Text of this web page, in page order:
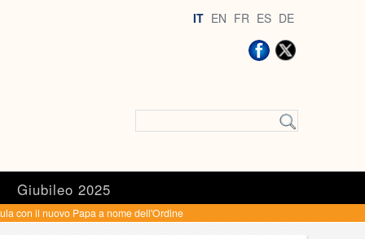
IT EN FR ES DE
Giubileo 2025
con il nuovo Papa a nome dell'Ordine